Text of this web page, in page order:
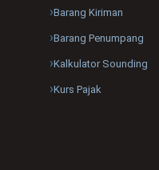
Barang Kiriman
Barang Penumpang
Kalkulator Sounding
Kurs Pajak